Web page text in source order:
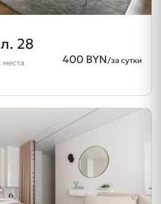
28
400 BYN/за сутки
места